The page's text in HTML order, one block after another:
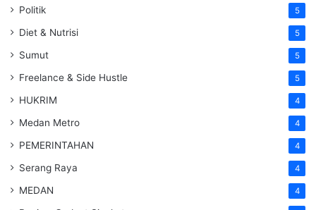
Politik 5
Diet & Nutrisi 5
Sumut 5
Freelance & Side Hustle 5
HUKRIM 4
Medan Metro 4
PEMERINTAHAN 4
Serang Raya 4
MEDAN 4